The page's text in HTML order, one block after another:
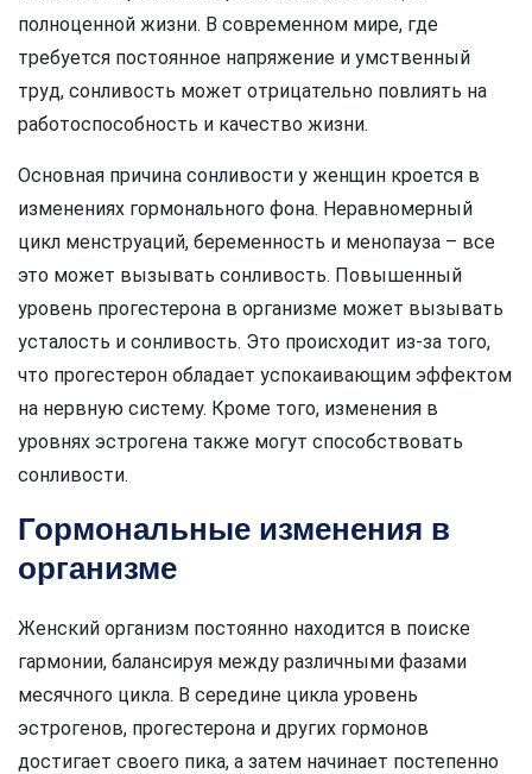
полноценной жизни. В современном мире, где
требуется постоянное напряжение и умственный
труд, сонливость может отрицательно повлиять на
работоспособность и качество жизни.
Основная причина сонливости у женщин кроется в
изменениях гормонального фона. Неравномерный
цикл менструаций, беременность и менопауза – все
это может вызывать сонливость. Повышенный
уровень прогестерона в организме может вызывать
усталость и сонливость. Это происходит из-за того,
что прогестерон обладает успокаивающим эффектом
на нервную систему. Кроме того, изменения в
уровнях эстрогена также могут способствовать
сонливости.
Гормональные изменения в
организме
Женский организм постоянно находится в поиске
гармонии, балансируя между различными фазами
месячного цикла. В середине цикла уровень
эстрогенов, прогестерона и других гормонов
достигает своего пика, а затем начинает постепенно